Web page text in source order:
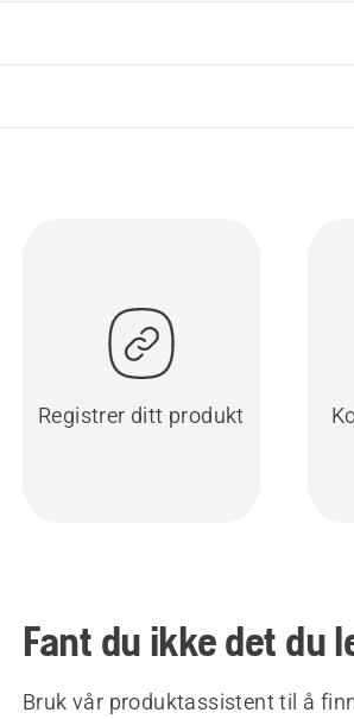
Registrer ditt produkt
Fant du ikke det du
Bruk vår produktassistent til å